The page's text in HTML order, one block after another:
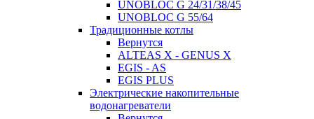
UNOBLOC G 24/31/38/45
UNOBLOC G 55/64
Традиционные котлы
Вернутся
ALTEAS X - GENUS X
EGIS - AS
EGIS PLUS
Электрические накопительные
водонагреватели